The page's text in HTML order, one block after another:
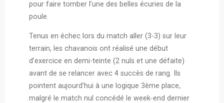
pour faire tomber l’une des belles écuries de la
poule.
Tenus en échec lors du match aller (3-3) sur leur
terrain, les chavanois ont réalisé une début
d’exercice en demi-teinte (2 nuls et une défaite)
avant de se relancer avec 4 succès de rang. Ils
pointent aujourd’hui à une logique 3ème place,
malgré le match nul concédé le week-end dernier